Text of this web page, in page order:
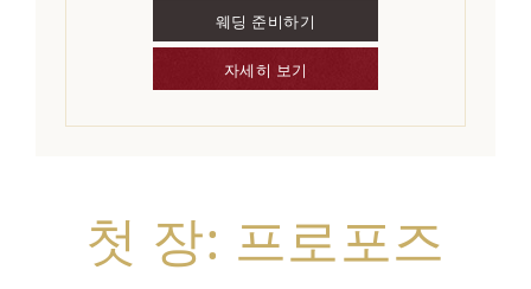
웨딩 준비하기
자세히 보기
첫 장: 프로포즈